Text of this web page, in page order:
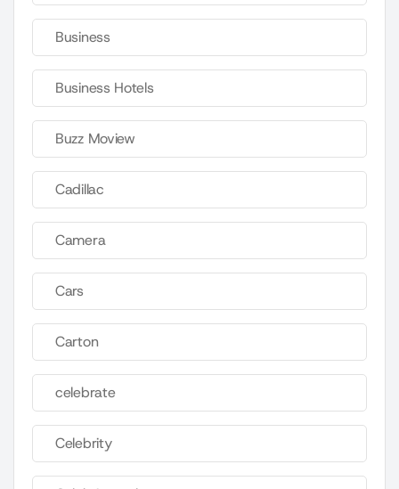
Business
Business Hotels
Buzz Moview
Cadillac
Camera
Cars
Carton
celebrate
Celebrity